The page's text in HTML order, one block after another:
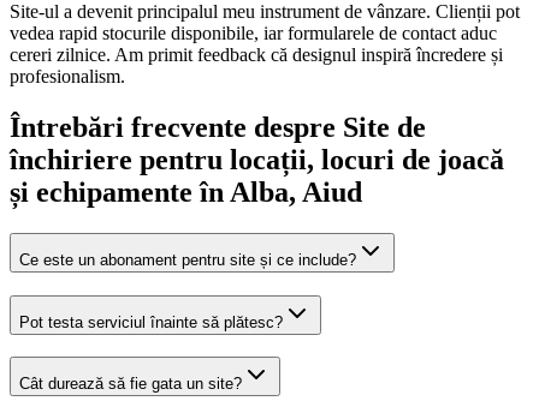
Site-ul a devenit principalul meu instrument de vânzare. Clienții pot
vedea rapid stocurile disponibile, iar formularele de contact aduc
cereri zilnice. Am primit feedback că designul inspiră încredere și
profesionalism.
Întrebări frecvente despre Site de
închiriere pentru locații, locuri de joacă
și echipamente în Alba, Aiud
Ce este un abonament pentru site și ce include?
Pot testa serviciul înainte să plătesc?
Cât durează să fie gata un site?